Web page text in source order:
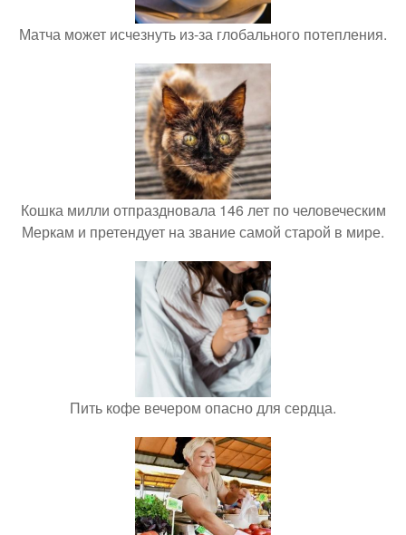
Матча может исчезнуть из-за глобального потепления.
Кошка милли отпраздновала 146 лет по человеческим
Меркам и претендует на звание самой старой в мире.
Пить кофе вечером опасно для сердца.